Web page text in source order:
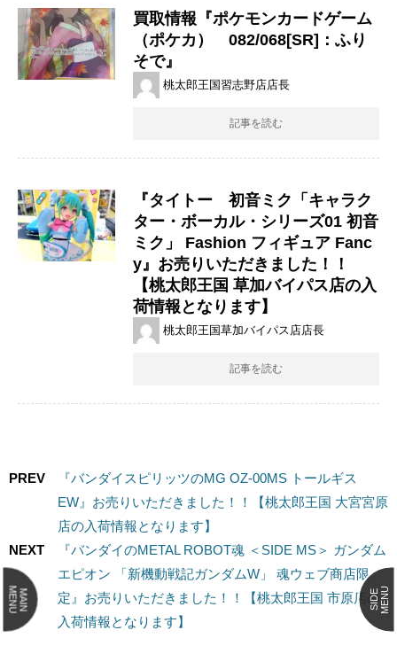
買取情報『ポケモンカードゲーム
（ポケカ） 082/068[SR]：ふり
そで』
桃太郎王国習志野店店長
記事を読む
『タイトー 初音ミク「キャラク
ター・ボーカル・シリーズ01 ​初音
ミク」 ​Fashion ​フィギュア ​Fanc
y』お売りいただきました！！
【桃太郎王国 草加バイパス店の入
荷情報となります】
桃太郎王国草加バイパス店店長
記事を読む
PREV
『バンダイスピリッツのMG ​OZ-00MS ​トールギス ​
EW』お売りいただきました！！【桃太郎王国 大宮宮原
店の入荷情報となります】
NEXT
『バンダイのMETAL ​ROBOT魂 ​＜SIDE ​MS＞ ​ガンダム
エピオン ​「新機動戦記ガンダムW」 ​魂ウェブ商店限
定』お売りいただきました！！【桃太郎王国 市原店の
入荷情報となります】
MAIN
MENU SIDEMENU